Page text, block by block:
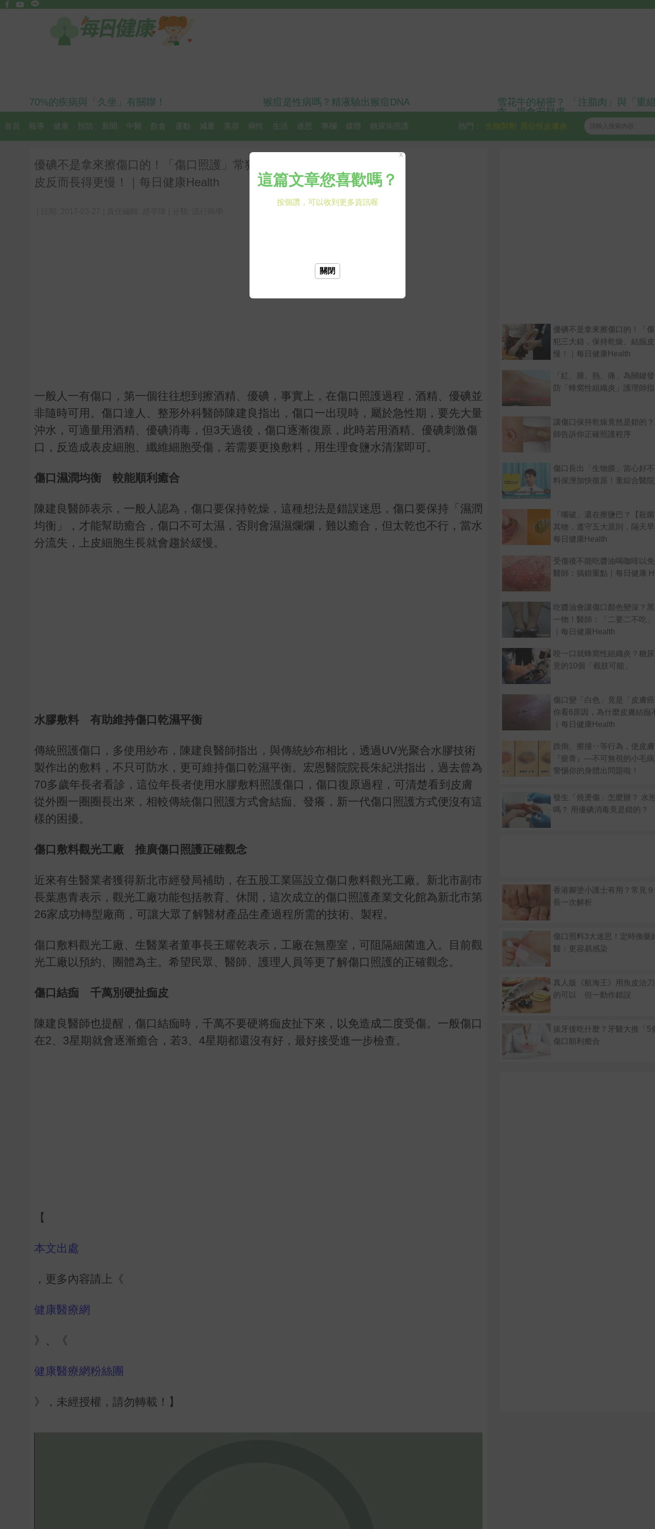
70%的疾病與「久坐」有關聯！ 猴痘是性病嗎？精液驗出猴痘DNA
雪花牛的秘密？ 「注脂肉」與「重
肉」揭食安疑慮
首頁 報導 健康 預防 新聞 中醫 飲食 運動 減重 美容 兩性 生活 迷思 專欄 媒體 糖尿病照護 異位性皮膚炎
生物製劑
熱門：
優碘不是拿來擦傷口的！「傷口照護」常犯三大錯，保持乾燥、結痂
皮反而長得更慢！｜每日健康Health
一般人一有傷口，第一個往往想到擦酒精、優碘，事實上，在傷口照護過程，酒精、優碘並
非隨時可用。傷口達人、整形外科醫師陳建良指出，傷口一出現時，屬於急性期，要先大量
沖水，可適量用酒精、優碘消毒，但3天過後，傷口逐漸復原，此時若用酒精、優碘刺激傷
口，反造成表皮細胞、纖維細胞受傷，若需要更換敷料，用生理食鹽水清潔即可。
傷口濕潤均衡 較能順利癒合
陳建良醫師表示，一般人認為，傷口要保持乾燥，這種想法是錯誤迷思，傷口要保持「濕潤
均衡」，才能幫助癒合，傷口不可太濕，否則會濕濕爛爛，難以癒合，但太乾也不行，當水
分流失，上皮細胞生長就會趨於緩慢。
水膠敷料 有助維持傷口乾濕平衡
傳統照護傷口，多使用紗布，陳建良醫師指出，與傳統紗布相比，透過UV光聚合水膠技術
製作出的敷料，不只可防水，更可維持傷口乾濕平衡。宏恩醫院院長朱紀洪指出，過去曾為
70多歲年長者看診，這位年長者使用水膠敷料照護傷口，傷口復原過程，可清楚看到皮膚
從外圈一圈圈長出來，相較傳統傷口照護方式會結痂、發癢，新一代傷口照護方式便沒有這
樣的困擾。
傷口敷料觀光工廠 推廣傷口照護正確觀念
近來有生醫業者獲得新北市經發局補助，在五股工業區設立傷口敷料觀光工廠。新北市副市
長葉惠青表示，觀光工廠功能包括教育、休閒，這次成立的傷口照護產業文化館為新北市第
26家成功轉型廠商，可讓大眾了解醫材產品生產過程所需的技術、製程。
傷口敷料觀光工廠、生醫業者董事長王耀乾表示，工廠在無塵室，可阻隔細菌進入。目前觀
光工廠以預約、團體為主。希望民眾、醫師、護理人員等更了解傷口照護的正確觀念。
傷口結痂 千萬別硬扯痂皮
陳建良醫師也提醒，傷口結痂時，千萬不要硬將痂皮扯下來，以免造成二度受傷。一般傷口
在2、3星期就會逐漸癒合，若3、4星期都還沒有好，最好接受進一步檢查。
【
本文出處
，更多內容請上《
健康醫療網
》、《
健康醫療網粉絲團
》，未經授權，請勿轉載！】
優碘不是拿來擦傷口的！「
犯三大錯，保持乾燥、結痂
慢！｜每日健康Health
「紅、腫、熱、痛」為關鍵
防「蜂窩性組織炎」護理師
讓傷口保持乾燥竟然是錯的
師告訴你正確照護程序
傷口長出「生物膜」當心好
料保溼加快復原！童綜合醫
「嘴破」還在擦鹽巴？【殺
其物，遵守五大原則，隔天
每日健康Health
受傷後不能吃醬油喝咖啡以
醫師：搞錯重點｜每日健康
吃醬油會讓傷口顏色變深？
一物！醫師：「二要二不吃
｜每日健康Health
咬一口就蜂窩性組織炎？糖
意的10個「截肢可能」
傷口變「白色」竟是「皮膚
你看6原因，為什麼皮膚結痂
｜每日健康Health
跌倒、擦撞‥等行為，使皮
『瘀青』—不可無視的小毛
警惕你的身體出問題啦！
發生「燒燙傷」怎麼辦？ 水
嗎？ 用優碘消毒竟是錯的？
香港腳塗小護士有用？常見
長一次解析
傷口照料3大迷思！定時換藥
醫：更容易感染
真人版《航海王》用魚皮治
的可以 但一動作錯誤
拔牙後吃什麼？牙醫大推「5
傷口順利癒合
X
關閉